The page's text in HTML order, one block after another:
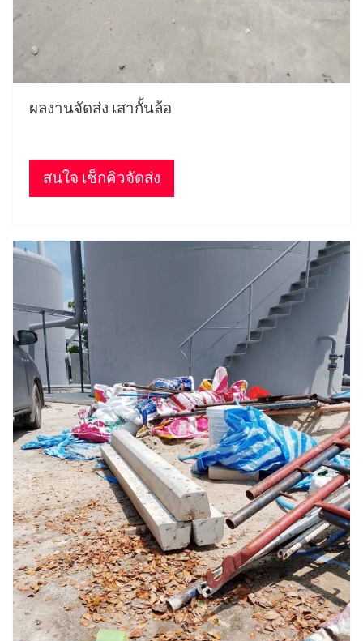
ผลงานจัดส่ง เสากั้นล้อ
สนใจ เช็กคิวจัดส่ง